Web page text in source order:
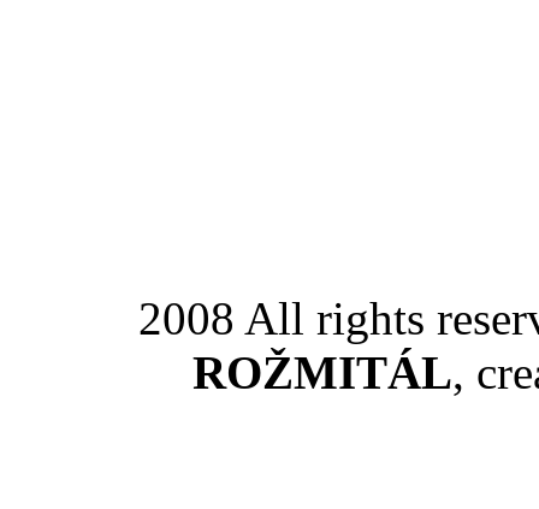
2008 All rights
ROŽMITÁL,